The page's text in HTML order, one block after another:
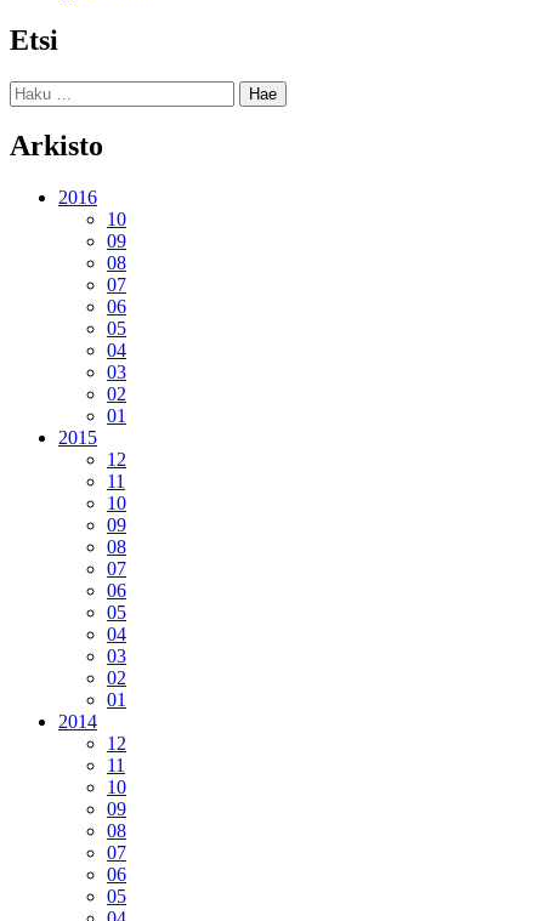
Etsi
Haku:
Arkisto
2016
10
09
08
07
06
05
04
03
02
01
2015
12
11
10
09
08
07
06
05
04
03
02
01
2014
12
11
10
09
08
07
06
05